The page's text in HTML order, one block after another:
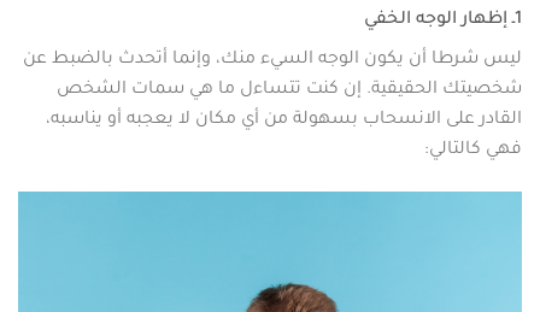
1ـ إظهار الوجه الخفي
ليس شرطا أن يكون الوجه السيء منك، وإنما أتحدث بالضبط عن
شخصيتك الحقيقية. إن كنت تتساءل ما هي سمات الشخص
القادر على الانسحاب بسهولة من أي مكان لا يعجبه أو يناسبه،
فهي كالتالي: